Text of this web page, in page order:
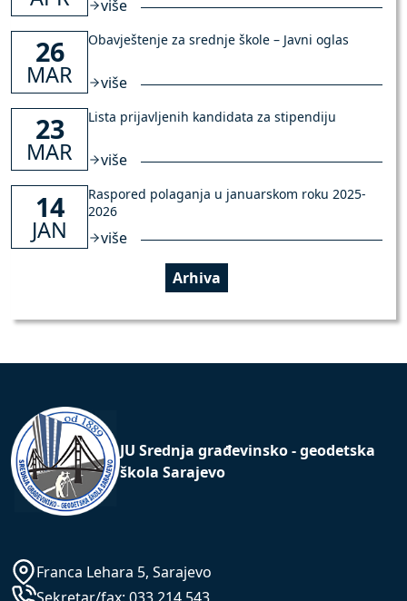
više
26
MAR
Obavještenje za srednje škole – Javni oglas
više
23
MAR
Lista prijavljenih kandidata za stipendiju
više
14
JAN
Raspored polaganja u januarskom roku 2025-
2026
više
Arhiva
JU Srednja građevinsko - geodetska
škola Sarajevo
Franca Lehara 5, Sarajevo